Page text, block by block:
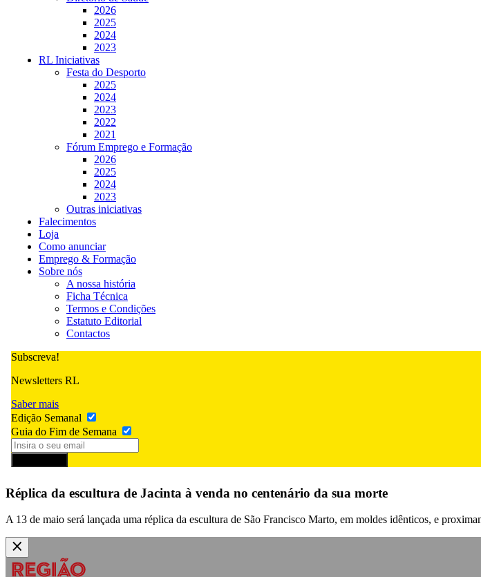
2026
2025
2024
2023
RL Iniciativas
Festa do Desporto
2025
2024
2023
2022
2021
Fórum Emprego e Formação
2026
2025
2024
2023
Outras iniciativas
Falecimentos
Loja
Como anunciar
Emprego & Formação
Sobre nós
A nossa história
Ficha Técnica
Termos e Condições
Estatuto Editorial
Contactos
Subscreva!
Newsletters RL
Saber mais
Edição Semanal
Guia do Fim de Semana
Réplica da escultura de Jacinta à venda no centenário da sua morte
A 13 de maio será lançada uma réplica da escultura de São Francisco Marto, em moldes idênticos, e